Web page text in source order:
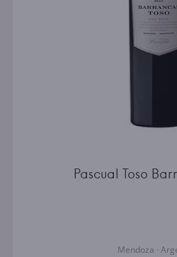
Pascual Toso
Mendoza ·